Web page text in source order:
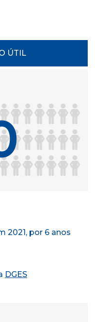
ÚTIL
2021, por 6 anos
DGES